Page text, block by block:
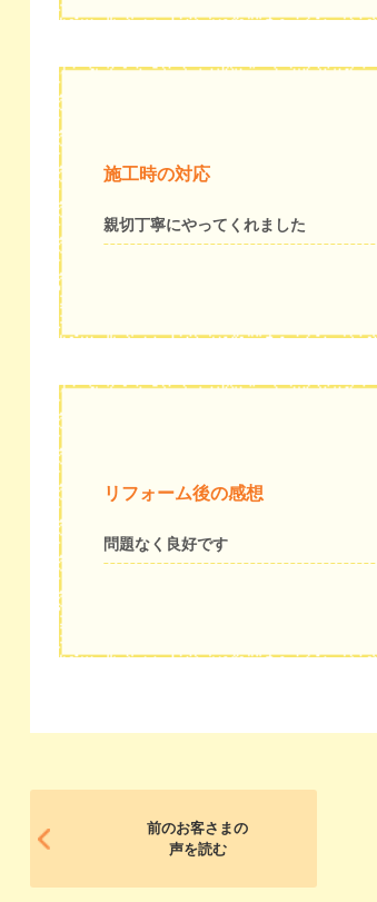
施工時の対応
親切丁寧にやってくれました
リフォーム後の感想
問題なく良好です
前のお客さまの
声を読む